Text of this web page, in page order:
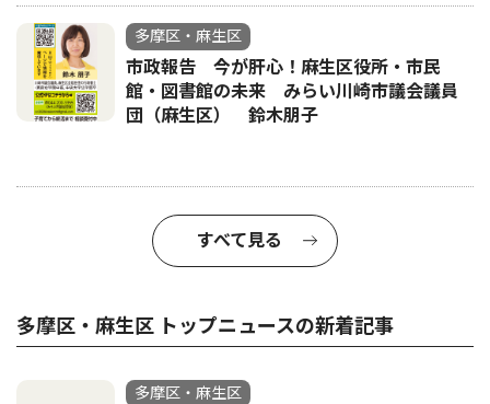
多摩区・麻生区
市政報告 今が肝心！麻生区役所・市民
館・図書館の未来 みらい川崎市議会議員
団（麻生区） 鈴木朋子
すべて見る
多摩区・麻生区 トップニュースの新着記事
多摩区・麻生区